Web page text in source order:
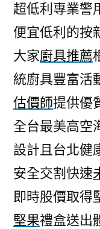
超低利專業警
便宜低利的按
大家廚具推薦
統廚具豐富活
估價師提供優
全台最美高空
設計且台北健
安全交割快速
即時股價取得
堅果禮盒送出